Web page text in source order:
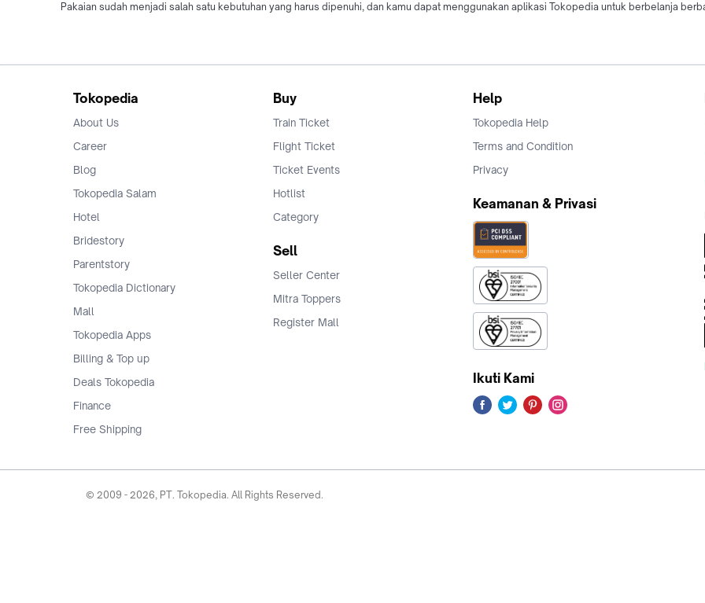
Pakaian sudah menjadi salah satu kebutuhan yang harus dipenuhi, dan kamu dapat menggunakan aplikasi Tokopedia untuk berbelanja
Tokopedia
About Us
Career
Blog
Tokopedia Salam
Hotel
Bridestory
Parentstory
Tokopedia Dictionary
Mall
Tokopedia Apps
Billing & Top up
Deals Tokopedia
Finance
Free Shipping
Buy
Train Ticket
Flight Ticket
Ticket Events
Hotlist
Category
Sell
Seller Center
Mitra Toppers
Register Mall
Help
Tokopedia Help
Terms and Condition
Privacy
Keamanan & Privasi
Ikuti Kami
© 2009 - 2026, PT. Tokopedia. All Rights Reserved.